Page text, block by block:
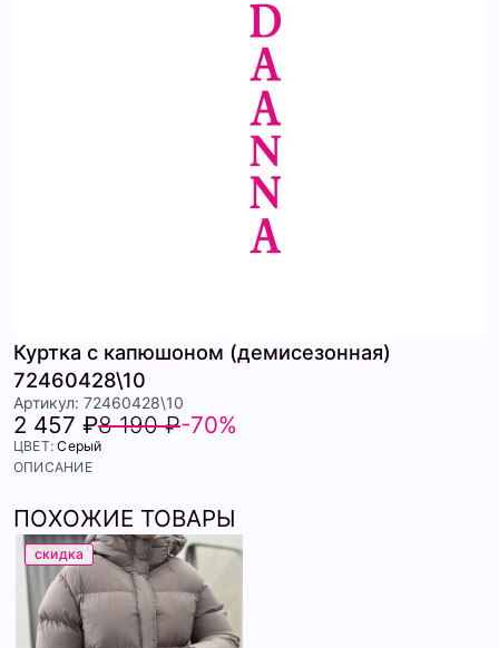
Куртка с капюшоном (демисезонная)
72460428\10
Артикул: 72460428\10
2 457 ₽8 190 ₽-70%
ЦВЕТ:Серый
ОПИСАНИЕ
ПОХОЖИЕ ТОВАРЫ
скидка